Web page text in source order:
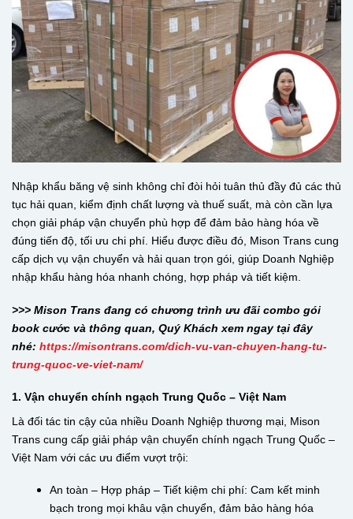
Nhập khẩu băng vệ sinh không chỉ đòi hỏi tuân thủ đầy đủ các thủ
tục hải quan, kiểm định chất lượng và thuế suất, mà còn cần lựa
chọn giải pháp vận chuyển phù hợp để đảm bảo hàng hóa về
đúng tiến độ, tối ưu chi phí. Hiểu được điều đó, Mison Trans cung
cấp dịch vụ vận chuyển và hải quan trọn gói, giúp Doanh Nghiệp
nhập khẩu hàng hóa nhanh chóng, hợp pháp và tiết kiệm.
>>> Mison Trans đang có chương trình ưu đãi combo gói
book cước và thông quan, Quý Khách xem ngay tại đây
nhé: https://misontrans.com/dich-vu-van-chuyen-hang-tu-
trung-quoc-ve-viet-nam/
1. Vận chuyển chính ngạch Trung Quốc – Việt Nam
Là đối tác tin cậy của nhiều Doanh Nghiệp thương mại, Mison
Trans cung cấp giải pháp vận chuyển chính ngạch Trung Quốc –
Việt Nam với các ưu điểm vượt trội:
An toàn – Hợp pháp – Tiết kiệm chi phí: Cam kết minh
bạch trong mọi khâu vận chuyển, đảm bảo hàng hóa